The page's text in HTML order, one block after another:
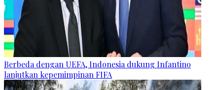
Berbeda dengan UEFA, Indonesia dukung Infantino
lanjutkan kepemimpinan FIFA